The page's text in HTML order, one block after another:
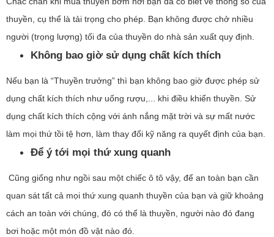
thuyền, cụ thể là tải trọng cho phép. Bạn không được chở nhiều
người (trọng lượng) tối đa của thuyền do nhà sản xuất quy định.
Không bao giờ sử dụng chất kích thích
Nếu bạn là “Thuyền trưởng” thì bạn không bao giờ được phép sử
dụng chất kích thích như uống rượu,... khi điều khiển thuyền. Sử
dụng chất kích thích cộng với ánh nắng mặt trời và sự mất nước
làm mọi thứ tồi tệ hơn, làm thay đổi kỹ năng ra quyết định của bạn.
Để ý tới mọi thứ xung quanh
Cũng giống như ngồi sau một chiếc ô tô vậy, để an toàn bạn cần
quan sát tất cả mọi thứ xung quanh thuyền của bạn và giữ khoảng
cách an toàn với chúng, đó có thể là thuyền, người nào đó đang
bơi hoặc một món đồ vật nào đó.